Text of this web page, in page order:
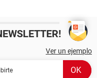
Ver un ejemplo